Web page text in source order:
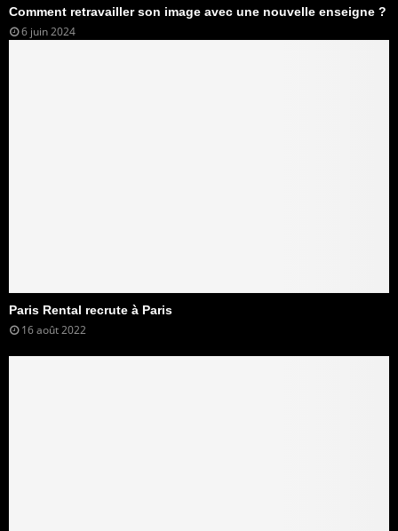
Comment retravailler son image avec une nouvelle enseigne ?
6 juin 2024
Paris Rental recrute à Paris
16 août 2022